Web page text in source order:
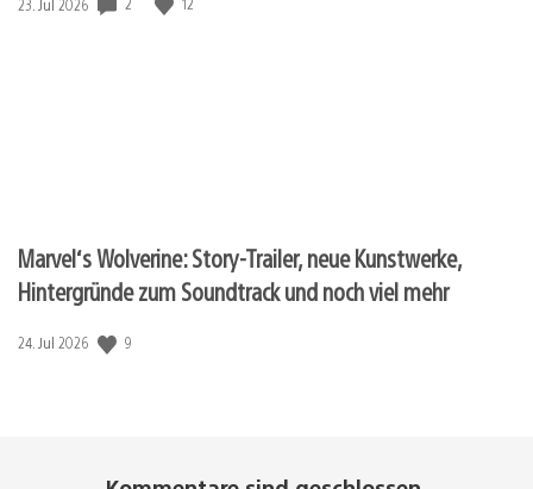
Marvel‘s Wolverine: Story-Trailer, neue Kunstwerke,
Hintergründe zum Soundtrack und noch viel mehr
Veröffentlichungsdatum:
24. Jul 2026 9